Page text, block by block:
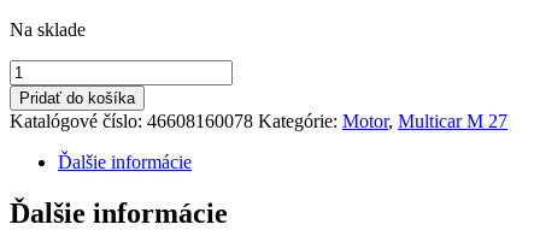
Na sklade
množstvo
Kladka
M27,
M27
compact,
Carrier
E-
Pridať do košíka
Katalógové číslo: 46608160078 Kategórie: Motor, Multicar M 27
Ďalšie informácie
Ďalšie informácie